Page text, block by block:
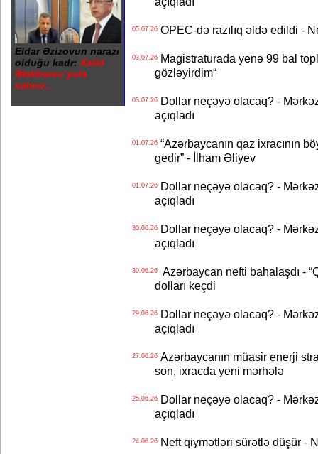
Eldar Əzizovun narazı
olduğu kadr: Xalid
Ələkbərov yola
salınır...
05.07.26OPEC-də razılıq əldə edildi -
03.07.26Magistraturada yenə 99 bal
gözləyirdim“
03.07.26Dollar neçəyə olacaq? -
açıqladı
01.07.26“Azərbaycanın qaz ixracının
gedir” - İlham Əliyev
01.07.26Dollar neçəyə olacaq? -
açıqladı
30.06.26Dollar neçəyə olacaq? -
açıqladı
30.06.26Azərbaycan nefti bahalaşdı -
dolları keçdi
29.06.26Dollar neçəyə olacaq? -
açıqladı
27.06.26Azərbaycanın müasir enerji
son, ixracda yeni mərhələ
25.06.26Dollar neçəyə olacaq? -
açıqladı
24.06.26Neft qiymətləri sürətlə düşür -